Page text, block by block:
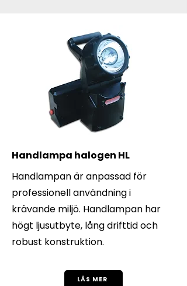
Handlampa halogen HL
Handlampan är anpassad för
professionell användning i
krävande miljö. Handlampan har
högt ljusutbyte, lång drifttid och
robust konstruktion.
LÄS MER